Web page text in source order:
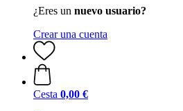
¿Eres un nuevo usuario?
Crear una cuenta
Cesta 0,00 €